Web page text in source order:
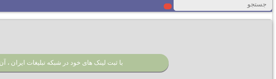
با ثبت لینک های خود در شبکه تبلیغات ایران ،